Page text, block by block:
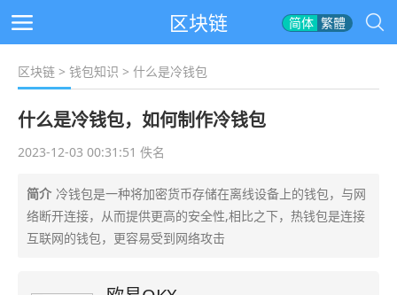
区块链 简体 繁體
区块链 > 钱包知识 > 什么是冷钱包
什么是冷钱包，如何制作冷钱包
2023-12-03 00:31:51 佚名
简介 冷钱包是一种将加密货币存储在离线设备上的钱包，与网
络断开连接，从而提供更高的安全性,相比之下，热钱包是连接
互联网的钱包，更容易受到网络攻击